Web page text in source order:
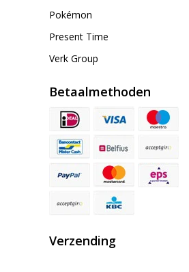
Pokémon
Present Time
Verk Group
Betaalmethoden
Verzending